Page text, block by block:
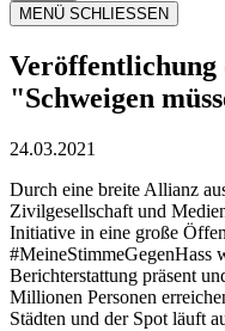
MENÜ SCHLIESSEN
Veröffentlichung
"Schweigen
24.03.2021
Durch eine breite Allianz
Zivilgesellschaft und
Initiative in eine große
#MeineStimmeGegenHass
Berichterstattung präsent
Millionen Personen
Städten und der Spot läuft